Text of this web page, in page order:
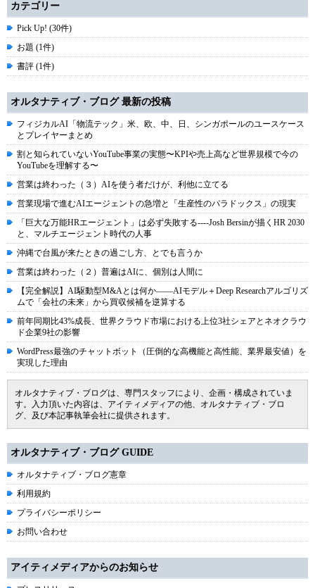
カテゴリー
Pick Up! (30件)
お題 (1件)
書評 (1件)
オルタナティブ・ブログ 最新の投稿
フィジカルAI「物流テック」米、欧、中、日、シンガポールのユースケース
とプレイヤーまとめ
割と知られていないYouTube事業の実態〜KPIや売上高など世界規模で今の
YouTubeを理解する〜
営業は終わった（３）AIを使う者だけが、利他に立てる
営業現場で進むAIエージェントの急増と「生産性のパラドックス」の現実
「巨大な万能HRエージェント」は必ず失敗する----Josh Bersinが描くHR 2030
と、マルチエージェント時代の人事
沖縄で台風が来たときの過ごし方、とでも言うか
営業は終わった（２）普遍はAIに、個別は人間に
【完全解説】AI駆動型M&Aとは何か――AIモデル＋Deep Researchアルゴリズ
ムで「会社の未来」から買収候補を逆算する
前年同期比43%成長、世界クラウド市場における上位3社シェアとネオクラウ
ド企業9社の影響
WordPress最強のチャットボット（圧倒的な高機能と高性能、業界最安値）を
実現した理由
オルタナティブ・ブログは、専門スタッフにより、企画・構成されていま
す。入力頂いた内容は、アイティメディアの他、オルタナティブ・ブロ
グ、及び本記事執筆会社に提供されます。
オルタナティブ・ブログ GUIDE
オルタナティブ・ブログ憲章
利用規約
プライバシーポリシー
お問い合わせ
アイティメディアからのお知らせ